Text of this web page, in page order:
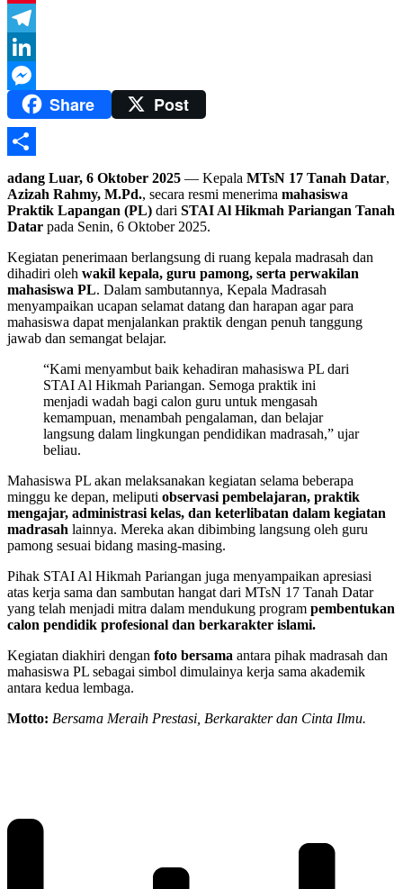
Pinterest
Telegram
LinkedIn
MessengerShare Post
Share
adang Luar, 6 Oktober 2025 — Kepala MTsN 17 Tanah Datar,
Azizah Rahmy, M.Pd., secara resmi menerima mahasiswa
Praktik Lapangan (PL) dari STAI Al Hikmah Pariangan Tanah
Datar pada Senin, 6 Oktober 2025.
Kegiatan penerimaan berlangsung di ruang kepala madrasah dan
dihadiri oleh wakil kepala, guru pamong, serta perwakilan
mahasiswa PL. Dalam sambutannya, Kepala Madrasah
menyampaikan ucapan selamat datang dan harapan agar para
mahasiswa dapat menjalankan praktik dengan penuh tanggung
jawab dan semangat belajar.
“Kami menyambut baik kehadiran mahasiswa PL dari
STAI Al Hikmah Pariangan. Semoga praktik ini
menjadi wadah bagi calon guru untuk mengasah
kemampuan, menambah pengalaman, dan belajar
langsung dalam lingkungan pendidikan madrasah,” ujar
beliau.
Mahasiswa PL akan melaksanakan kegiatan selama beberapa
minggu ke depan, meliputi observasi pembelajaran, praktik
mengajar, administrasi kelas, dan keterlibatan dalam kegiatan
madrasah lainnya. Mereka akan dibimbing langsung oleh guru
pamong sesuai bidang masing-masing.
Pihak STAI Al Hikmah Pariangan juga menyampaikan apresiasi
atas kerja sama dan sambutan hangat dari MTsN 17 Tanah Datar
yang telah menjadi mitra dalam mendukung program pembentukan
calon pendidik profesional dan berkarakter islami.
Kegiatan diakhiri dengan foto bersama antara pihak madrasah dan
mahasiswa PL sebagai simbol dimulainya kerja sama akademik
antara kedua lembaga.
Motto: Bersama Meraih Prestasi, Berkarakter dan Cinta Ilmu.